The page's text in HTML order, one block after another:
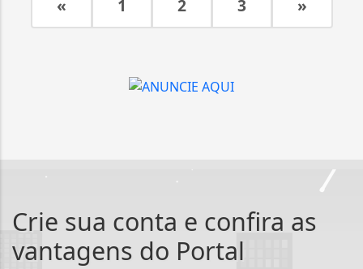
« 1 2 3 »
Crie sua conta e confira as
vantagens do Portal